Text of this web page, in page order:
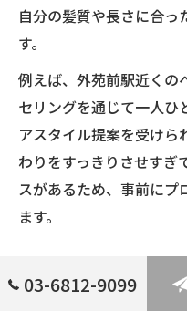
自分の髪質や長さに合っ
す。
例えば、外苑前駅近くの
セリングを通じて一人ひ
アスタイル提案を受けら
わりをすっきりさせすぎ
スがあるため、事前にプ
ます。
カチモリヘアでエラ張
03-6812-9099